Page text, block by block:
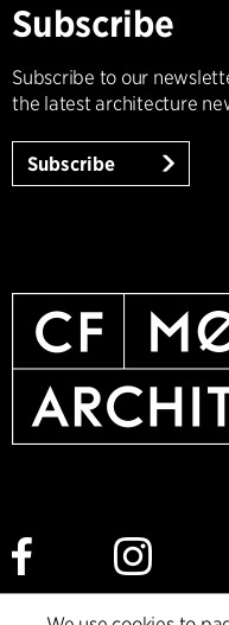
Subscribe
Subscribe to our
the latest architecture
Subscribe